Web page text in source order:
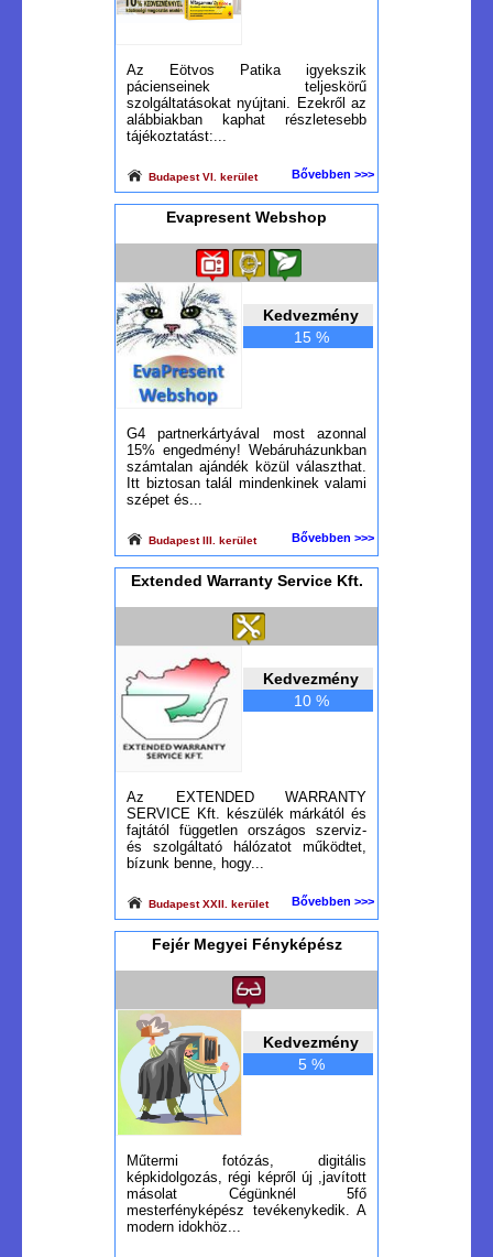
Az Eötvos Patika igyekszik
pácienseinek teljeskörű
szolgáltatásokat nyújtani. Ezekről az
alábbiakban kaphat részletesebb
tájékoztatást:...
Budapest VI. kerület Bővebben >>>
Evapresent Webshop
Kedvezmény
15 %
G4 partnerkártyával most azonnal
15% engedmény! Webáruházunkban
számtalan ajándék közül választhat.
Itt biztosan talál mindenkinek valami
szépet és...
Budapest III. kerület Bővebben >>>
Extended Warranty Service Kft.
Kedvezmény
10 %
Az EXTENDED WARRANTY
SERVICE Kft. készülék márkától és
fajtától független országos szerviz-
és szolgáltató hálózatot működtet,
bízunk benne, hogy...
Budapest XXII. kerület Bővebben >>>
Fejér Megyei Fényképész
Kedvezmény
5 %
Műtermi fotózás, digitális
képkidolgozás, régi képről új ,javított
másolat Cégünknél 5fő
mesterfényképész tevékenykedik. A
modern idokhöz...